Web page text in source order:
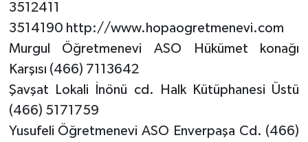
3512411
3514190 http://www.hopaogretmenevi.com
Murgul Öğretmenevi ASO Hükümet konağı
Karşısı (466) 7113642
Şavşat Lokali İnönü cd. Halk Kütüphanesi Üstü
(466) 5171759
Yusufeli Öğretmenevi ASO Enverpaşa Cd. (466)